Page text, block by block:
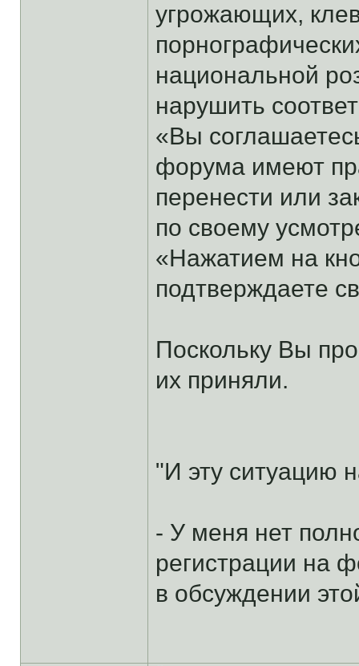
угрожающих,
национальной
нарушить
«Вы
форума имеют
перенести или
по своему
«Нажатием на
подтверждаете
Поскольку Вы
их приняли.
"И эту ситуацию
- У меня нет
регистрации на
в обсуждении